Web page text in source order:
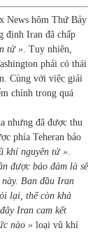
News hôm Thứ Bảy
định Iran đã chấp
tử » . Tuy nhiên,
phải có thái
Cùng với việc giải
chính trong quá
nhưng đã được thu
phía Teheran bảo
khí nguyên tử »
được bảo đảm là sẽ
Ban đầu Iran
lại, thế còn khả
Iran cam kết
nào » loại vũ khí